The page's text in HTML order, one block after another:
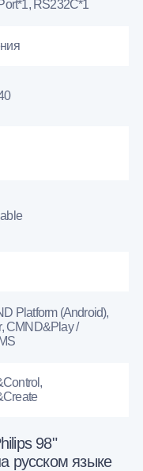
RS232С*1
Platform (Android),
CMND&Play /
98"
русском языке